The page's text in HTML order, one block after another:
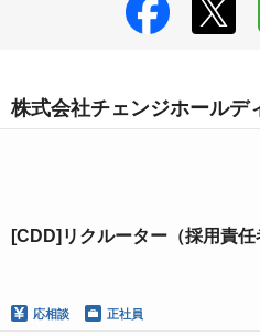
株式会社チェンジホールデ
[CDD]リクルーター（採用責任
応相談 正社員